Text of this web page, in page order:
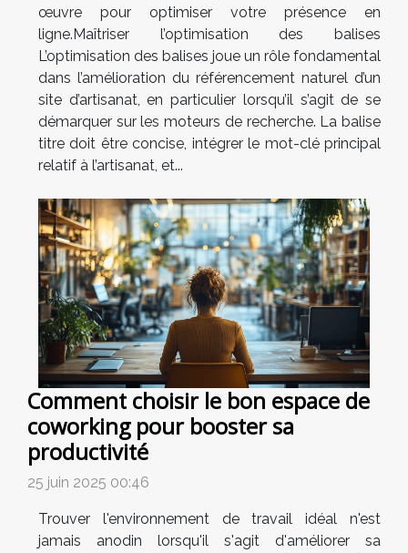
œuvre pour optimiser votre présence en
ligne.Maîtriser l’optimisation des balises
L’optimisation des balises joue un rôle fondamental
dans l’amélioration du référencement naturel d’un
site d’artisanat, en particulier lorsqu’il s’agit de se
démarquer sur les moteurs de recherche. La balise
titre doit être concise, intégrer le mot-clé principal
relatif à l’artisanat, et...
Comment choisir le bon espace de
coworking pour booster sa
productivité
25 juin 2025 00:46
Trouver l'environnement de travail idéal n'est
jamais anodin lorsqu'il s'agit d'améliorer sa